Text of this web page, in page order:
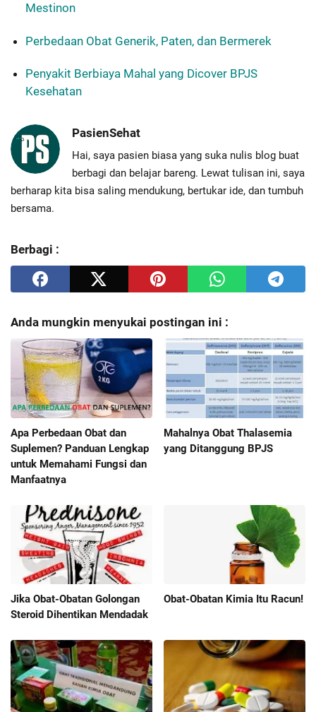
Mestinon
Perbedaan Obat Generik, Paten, dan Bermerek
Penyakit Berbiaya Mahal yang Dicover BPJS
Kesehatan
PasienSehat
Hai, saya pasien biasa yang suka nulis blog buat
berbagi dan belajar bareng. Lewat tulisan ini, saya
berharap kita bisa saling mendukung, bertukar ide, dan tumbuh
bersama.
Berbagi :
Anda mungkin menyukai postingan ini :
Apa Perbedaan Obat dan
Suplemen? Panduan Lengkap
untuk Memahami Fungsi dan
Manfaatnya
Mahalnya Obat Thalasemia
yang Ditanggung BPJS
Jika Obat-Obatan Golongan
Steroid Dihentikan Mendadak
Obat-Obatan Kimia Itu Racun!